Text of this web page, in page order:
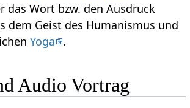
das Wort bzw. den Ausdruck
Yoga .
Anziehend‏‎ Audio Vortrag